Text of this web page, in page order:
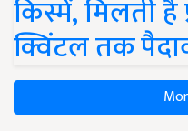
किस्में, मिलती है
क्विंटल तक